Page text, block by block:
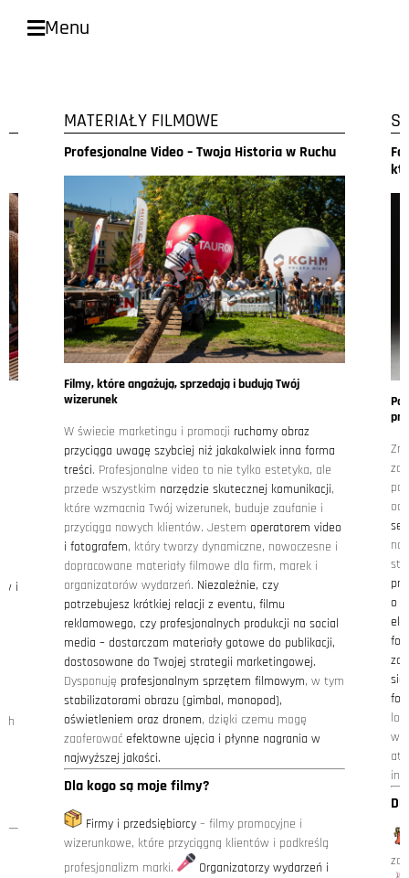
Menu
i
MATERIAŁY FILMOWE
Profesjonalne Video – Twoja Historia w Ruchu
Filmy, które angażują, sprzedają i budują Twój
wizerunek
W świecie marketingu i promocji ruchomy obraz
przyciąga uwagę szybciej niż jakakolwiek inna forma
treści. Profesjonalne video to nie tylko estetyka, ale
przede wszystkim narzędzie skutecznej komunikacji,
które wzmacnia Twój wizerunek, buduje zaufanie i
przyciąga nowych klientów. Jestem operatorem video
i fotografem, który tworzy dynamiczne, nowoczesne i
dopracowane materiały filmowe dla firm, marek i
organizatorów wydarzeń. Niezależnie, czy
potrzebujesz krótkiej relacji z eventu, filmu
reklamowego, czy profesjonalnych produkcji na social
media – dostarczam materiały gotowe do publikacji,
dostosowane do Twojej strategii marketingowej.
Dysponuję profesjonalnym sprzętem filmowym, w tym
stabilizatorami obrazu (gimbal, monopod),
oświetleniem oraz dronem, dzięki czemu mogę
zaoferować efektowne ujęcia i płynne nagrania w
najwyższej jakości.
Dla kogo są moje filmy?
Firmy i przedsiębiorcy – filmy promocyjne i
wizerunkowe, które przyciągną klientów i podkreślą
profesjonalizm marki.
Organizatorzy wydarzeń i
o